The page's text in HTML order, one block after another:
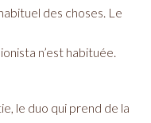
des choses. Le
n’est habituée.
le duo qui prend de la